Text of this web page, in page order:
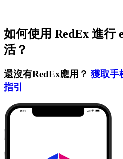
如何使用 RedEx 進行
活？
還沒有RedEx應用？ 獲取手
指引